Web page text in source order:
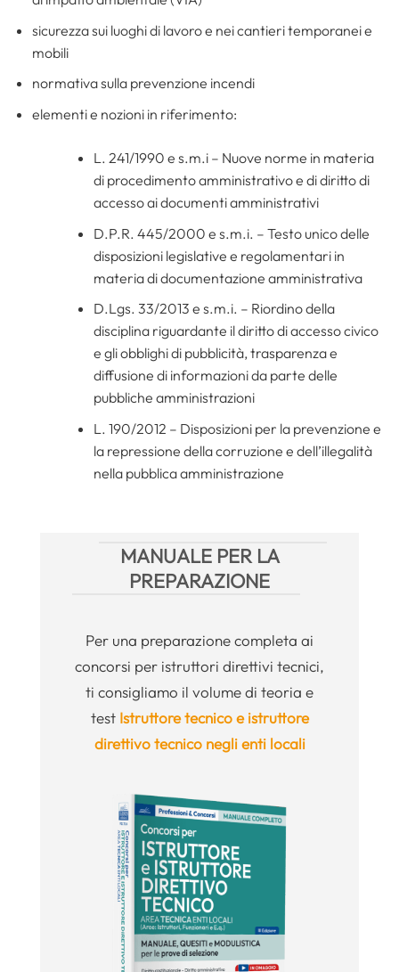
sicurezza sui luoghi di lavoro e nei cantieri temporanei e
mobili
normativa sulla prevenzione incendi
elementi e nozioni in riferimento:
L. 241/1990 e s.m.i – Nuove norme in materia
di procedimento amministrativo e di diritto di
accesso ai documenti amministrativi
D.P.R. 445/2000 e s.m.i. – Testo unico delle
disposizioni legislative e regolamentari in
materia di documentazione amministrativa
D.Lgs. 33/2013 e s.m.i. – Riordino della
disciplina riguardante il diritto di accesso civico
e gli obblighi di pubblicità, trasparenza e
diffusione di informazioni da parte delle
pubbliche amministrazioni
L. 190/2012 – Disposizioni per la prevenzione e
la repressione della corruzione e dell’illegalità
nella pubblica amministrazione
MANUALE PER LA
PREPARAZIONE
Per una preparazione completa ai
concorsi per istruttori direttivi tecnici,
ti consigliamo il volume di teoria e
test Istruttore tecnico e istruttore
direttivo tecnico negli enti locali